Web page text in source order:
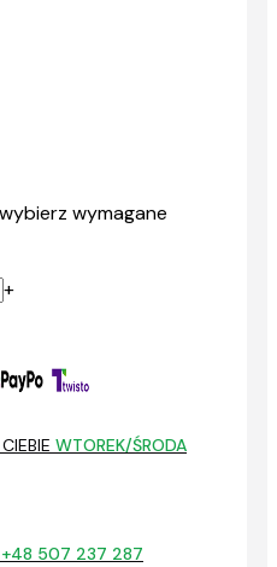
wymagane
+
WTOREK/ŚRODA
+48 507 237 287